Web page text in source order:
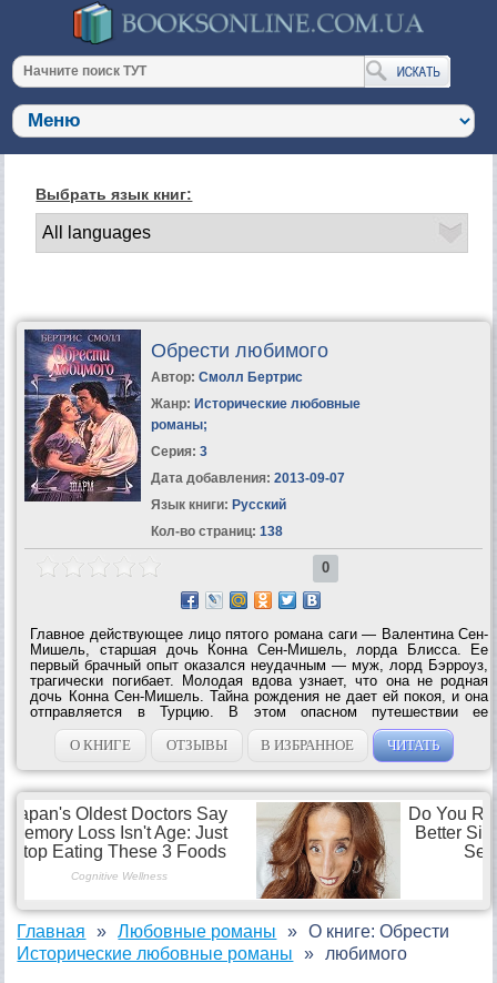
Выбрать язык книг:
Обрести любимого
Автор: Смолл Бертрис
Жанр: Исторические любовные
романы;
Серия: 3
Дата добавления: 2013-09-07
Язык книги: Русский
Кол-во страниц: 138
0
Главное действующее лицо пятого романа саги — Валентина Сен-
Мишель, старшая дочь Конна Сен-Мишель, лорда Блисса. Ее
первый брачный опыт оказался неудачным — муж, лорд Бэрроуз,
трагически погибает. Молодая вдова узнает, что она не родная
дочь Конна Сен-Мишель. Тайна рождения не дает ей покоя, и она
отправляется в Турцию. В этом опасном путешествии ее
сопровождают кузен Патрик Бурк и Том Кемп — молодые люди,
влюбленные в прекрасную...
О КНИГЕ ОТЗЫВЫ В ИЗБРАННОЕ ЧИТАТЬ
Главная
Любовные романы
Исторические любовные романы
О книге: Обрести
любимого